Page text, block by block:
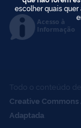
Acesso à
Informação
Todo o conteúdo
Creative
Adaptada
escolher quais quer